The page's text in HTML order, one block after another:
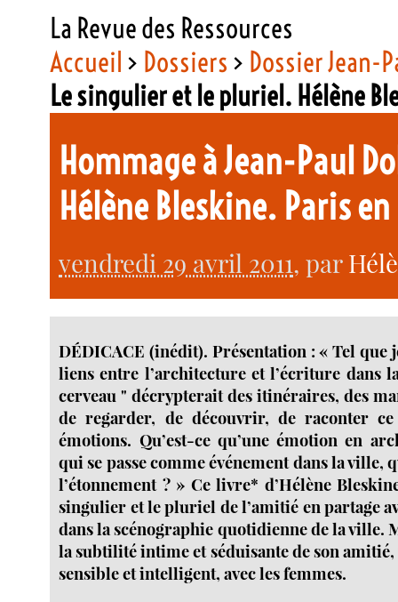
La Revue des Ressources
Accueil > Dossiers > Dossier Jean-
Le singulier et le pluriel. Hélène
Hommage à Jean-Paul
Hélène Bleskine. Paris
vendredi 29 avril 2011, par
DÉDICACE (inédit). Présentation : « Tel que
liens entre l’architecture et l’écriture dans
cerveau " décrypterait des itinéraires, des
de regarder, de découvrir, de raconter
émotions. Qu’est-ce qu’une émotion en
qui se passe comme événement dans la ville,
l’étonnement ? » Ce livre* d’Hélène
singulier et le pluriel de l’amitié en partage
dans la scénographie quotidienne de la ville.
la subtilité intime et séduisante de son
sensible et intelligent, avec les femmes.